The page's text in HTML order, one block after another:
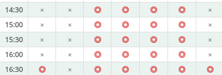
14:30
× × ◎ ◎ ◎ ◎
×
15:00
× × ◎ ◎ ◎ ◎
×
15:30
× × ◎ ◎ ◎ ◎
×
16:00
× × ◎ ◎ ◎ ◎
×
16:30
◎ × ◎ ◎ ◎ ◎
◎